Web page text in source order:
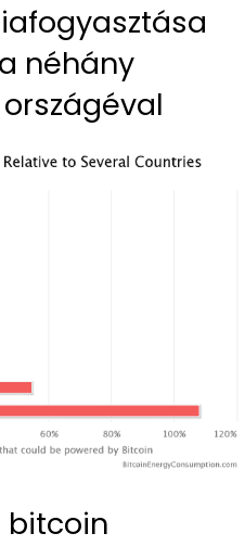
néhány
bitcoin